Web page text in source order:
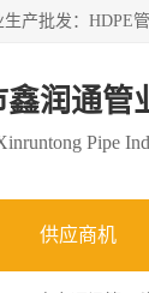
润通管
Pipe
供应商机